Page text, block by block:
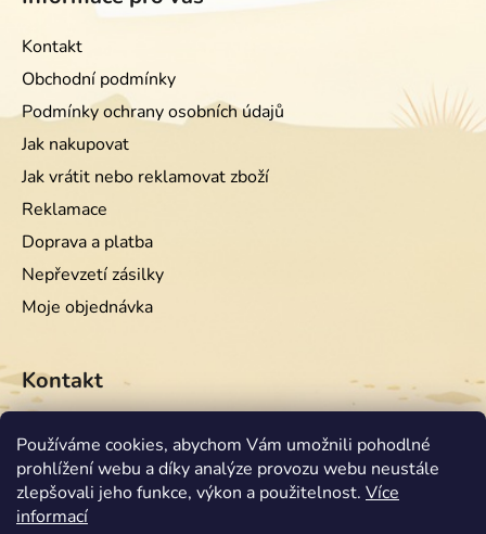
Používáme cookies, abychom Vám umožnili pohodlné
prohlížení webu a díky analýze provozu webu neustále
zlepšovali jeho funkce, výkon a použitelnost. Více
informací
Kontakt
Obchodní podmínky
Podmínky ochrany osobních údajů
Jak nakupovat
Jak vrátit nebo reklamovat zboží
Reklamace
Doprava a platba
Nepřevzetí zásilky
Moje objednávka
Kontakt
info @equiwest.cz
+420724001554